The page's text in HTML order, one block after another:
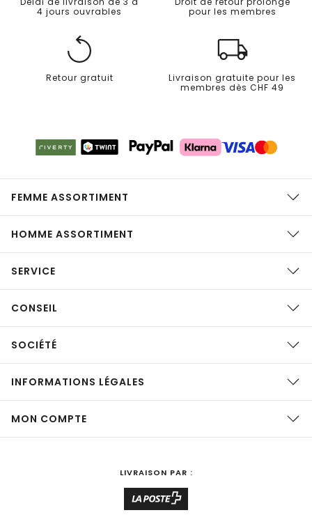
4 jours ouvrables
pour les membres
Retour gratuit
Livraison gratuite pour les
membres dès CHF 49
FEMME ASSORTIMENT
HOMME ASSORTIMENT
SERVICE
CONSEIL
SOCIÉTÉ
INFORMATIONS LÉGALES
MON COMPTE
LIVRAISON PAR :